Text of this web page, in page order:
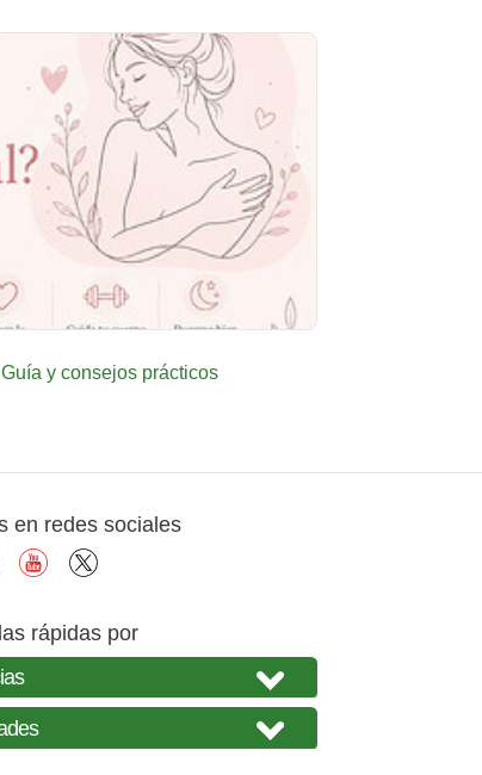
y consejos prácticos
en redes sociales
instagramyoutube
rápidas por